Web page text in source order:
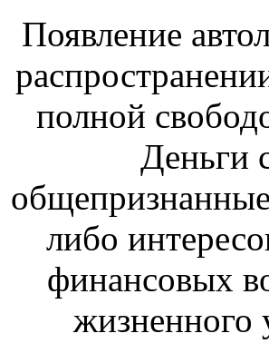
Появление
полной
Деньги
либо
финансовых
жизненного